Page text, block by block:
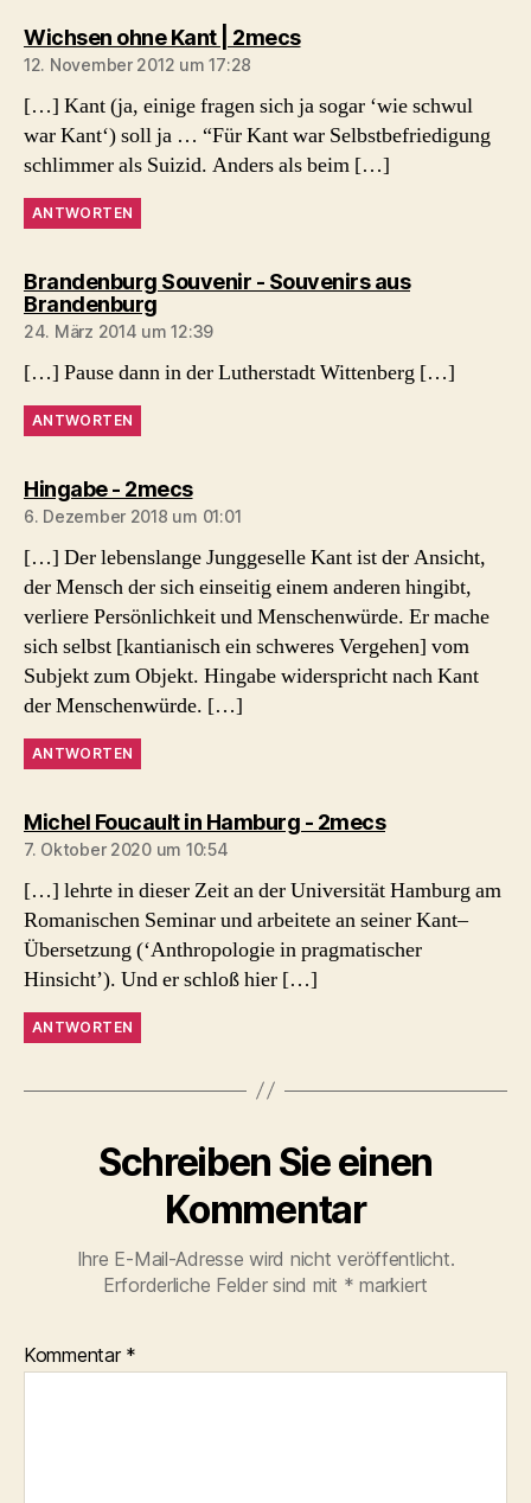
Wichsen ohne Kant | 2mecssagt:
12. November 2012 um 17:28
[…] Kant (ja, einige fragen sich ja sogar ‘wie schwul
war Kant‘) soll ja … “Für Kant war Selbstbefriedigung
schlimmer als Suizid. Anders als beim […]
ANTWORTEN
Brandenburg Souvenir - Souvenirs aus
Brandenburgsagt:
24. März 2014 um 12:39
[…] Pause dann in der Lutherstadt Wittenberg […]
ANTWORTEN
Hingabe - 2mecssagt:
6. Dezember 2018 um 01:01
[…] Der lebenslange Junggeselle Kant ist der Ansicht,
der Mensch der sich einseitig einem anderen hingibt,
verliere Persönlichkeit und Menschenwürde. Er mache
sich selbst [kantianisch ein schweres Vergehen] vom
Subjekt zum Objekt. Hingabe widerspricht nach Kant
der Menschenwürde. […]
ANTWORTEN
Michel Foucault in Hamburg - 2mecssagt:
7. Oktober 2020 um 10:54
[…] lehrte in dieser Zeit an der Universität Hamburg am
Romanischen Seminar und arbeitete an seiner Kant–
Übersetzung (‘Anthropologie in pragmatischer
Hinsicht’). Und er schloß hier […]
ANTWORTEN
Schreiben Sie einen
Kommentar
Ihre E-Mail-Adresse wird nicht veröffentlicht.
Erforderliche Felder sind mit * markiert
Kommentar *